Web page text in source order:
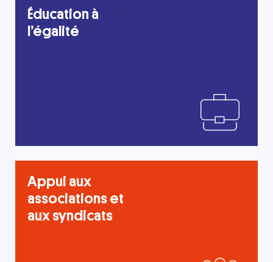
Éducation à
l’égalité
Appui aux
associations et
aux syndicats